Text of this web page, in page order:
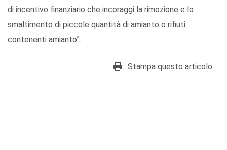
di incentivo finanziario che incoraggi la rimozione e lo
smaltimento di piccole quantità di amianto o rifiuti
contenenti amianto”.
Stampa questo articolo